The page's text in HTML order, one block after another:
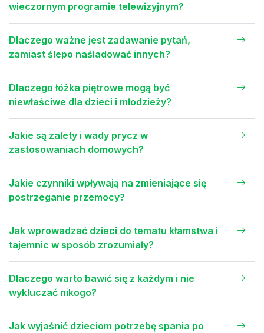
wieczornym programie telewizyjnym?
Dlaczego ważne jest zadawanie pytań,
zamiast ślepo naśladować innych?
Dlaczego łóżka piętrowe mogą być
niewłaściwe dla dzieci i młodzieży?
Jakie są zalety i wady prycz w
zastosowaniach domowych?
Jakie czynniki wpływają na zmieniające się
postrzeganie przemocy?
Jak wprowadzać dzieci do tematu kłamstwa i
tajemnic w sposób zrozumiały?
Dlaczego warto bawić się z każdym i nie
wykluczać nikogo?
Jak wyjaśnić dzieciom potrzebę spania po